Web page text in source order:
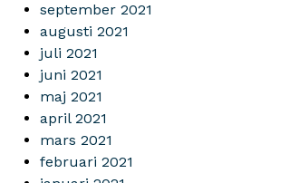
september 2021
augusti 2021
juli 2021
juni 2021
maj 2021
april 2021
mars 2021
februari 2021